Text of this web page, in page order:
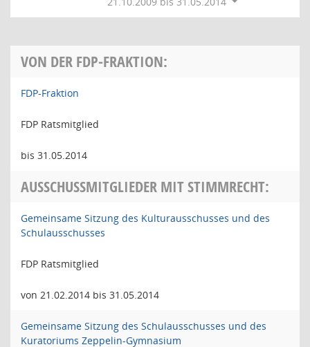
VON DER FDP-FRAKTION:
FDP-Fraktion
FDP Ratsmitglied
bis 31.05.2014
AUSSCHUSSMITGLIEDER MIT STIMMRECHT:
Gemeinsame Sitzung des Kulturausschusses und des
Schulausschusses
FDP Ratsmitglied
von 21.02.2014 bis 31.05.2014
Gemeinsame Sitzung des Schulausschusses und des
Kuratoriums Zeppelin-Gymnasium